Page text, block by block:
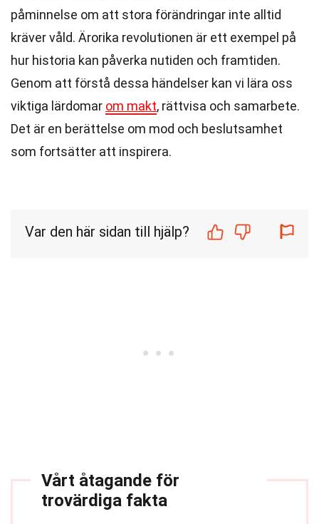
påminnelse om att stora förändringar inte alltid
kräver våld. Ärorika revolutionen är ett exempel på
hur historia kan påverka nutiden och framtiden.
Genom att förstå dessa händelser kan vi lära oss
viktiga lärdomar om makt, rättvisa och samarbete.
Det är en berättelse om mod och beslutsamhet
som fortsätter att inspirera.
Var den här sidan till hjälp?
Vårt åtagande för
trovärdiga fakta